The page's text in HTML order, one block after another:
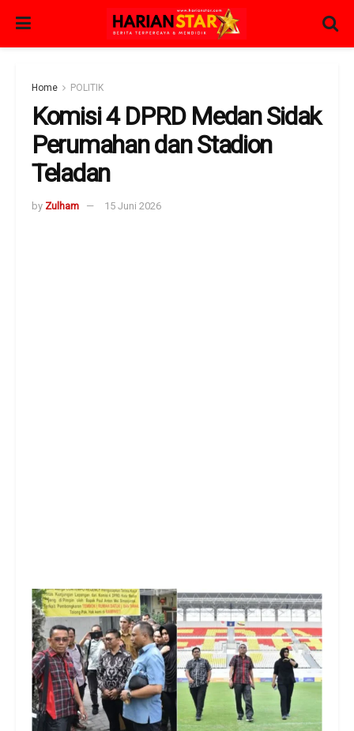
Home POLITIK
Komisi 4 DPRD Medan Sidak
Perumahan dan Stadion
Teladan
by Zulham 15 Juni 2026